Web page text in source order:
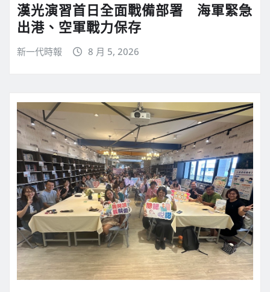
漢光演習首日全面戰備部署 海軍緊急
出港、空軍戰力保存
新一代時報 8 月 5, 2026